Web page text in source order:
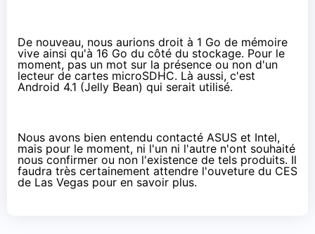
De nouveau, nous aurions droit à 1 Go de mémoire
vive ainsi qu'à 16 Go du côté du stockage. Pour le
moment, pas un mot sur la présence ou non d'un
lecteur de cartes microSDHC. Là aussi, c'est
Android 4.1 (Jelly Bean) qui serait utilisé.
Nous avons bien entendu contacté ASUS et Intel,
mais pour le moment, ni l'un ni l'autre n'ont souhaité
nous confirmer ou non l'existence de tels produits. Il
faudra très certainement attendre l'ouveture du CES
de Las Vegas pour en savoir plus.